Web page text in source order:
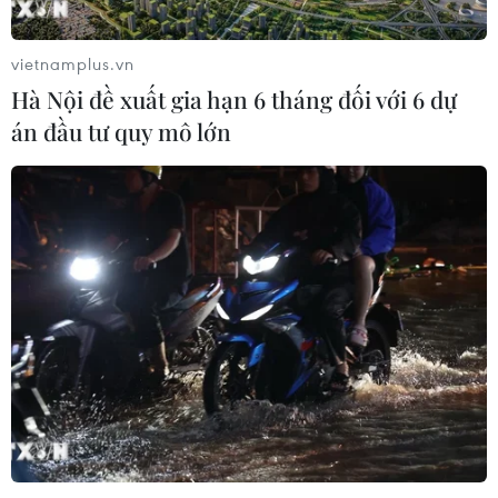
Phó Thủ tướng: Cá thể hóa trách nhiệm
trong thúc đẩy giải ngân đầu tư công
10/09/2025 13:07
Phó Thủ tướng Mai Văn Chính đề nghị cần tăng cường
kỷ luật, kỷ cương trong giải ngân vốn đầu tư công; tập
trung đẩy nhanh tiến độ giải phóng mặt bằng, tiến độ
thi công, tháo gỡ các khó khăn đất đai...
vietnamplus.vn
Hà Nội đề xuất gia hạn 6 tháng đối với 6 dự
án đầu tư quy mô lớn